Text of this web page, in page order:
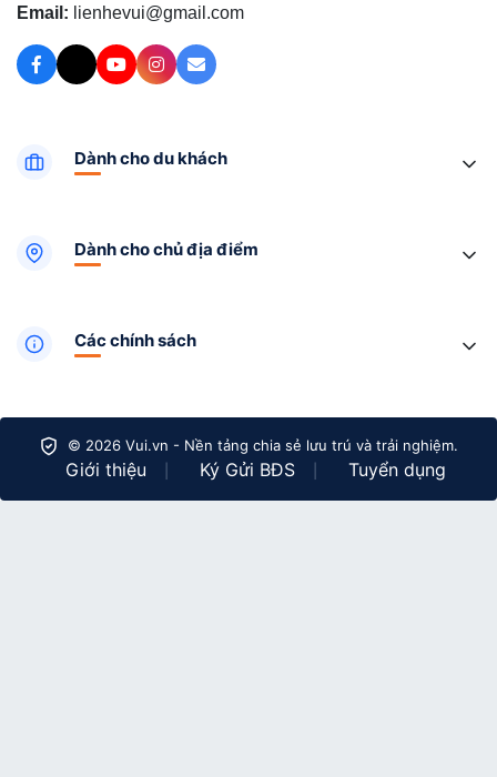
Email: lienhevui@gmail.com
Dành cho du khách
Dành cho chủ địa điểm
Các chính sách
© 2026 Vui.vn - Nền tảng chia sẻ lưu trú và trải nghiệm.
Giới thiệu Ký Gửi BĐS Tuyển dụng